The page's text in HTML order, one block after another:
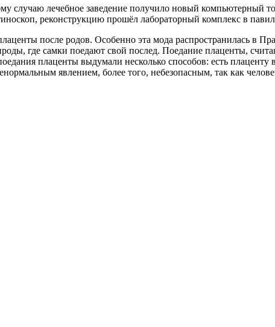
случаю лечебное заведение получило новый компьютерный
реконструкцию прошёл лабораторный комплекс в
после родов. Особенно эта мода распространилась в
где самки поедают свой послед. Поедание плаценты,
плаценты выдумали несколько способов: есть плаценту
явлением, более того, небезопасным, так как